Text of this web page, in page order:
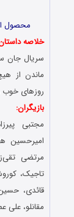
محصول
خلاصه
سریال جان
ماندن از
روزهای خوب
بازیگران:
مجتبی‌
امیرحسین
مرتضی
تاجیک،
قائدی،
مقانلو، علی